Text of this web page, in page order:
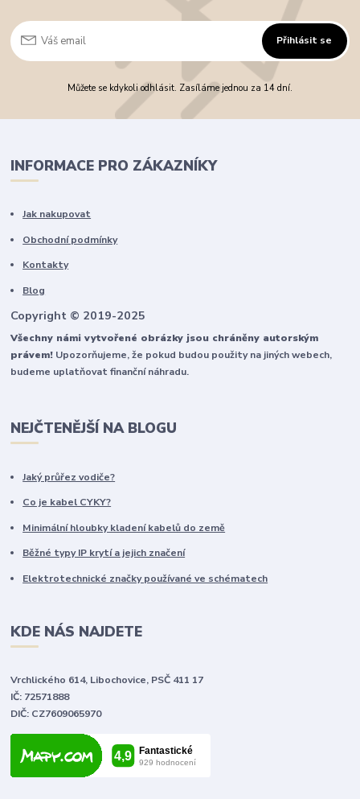
Přihlásit se
Můžete se kdykoli odhlásit. Zasíláme jednou za 14 dní.
INFORMACE PRO ZÁKAZNÍKY
Jak nakupovat
Obchodní podmínky
Kontakty
Blog
Copyright © 2019-2025
Všechny námi vytvořené obrázky jsou chráněny autorským
právem! Upozorňujeme, že pokud budou použity na jiných webech,
budeme uplatňovat finanční náhradu.
NEJČTENĚJŠÍ NA BLOGU
Jaký průřez vodiče?
Co je kabel CYKY?
Minimální hloubky kladení kabelů do země
Běžné typy IP krytí a jejich značení
Elektrotechnické značky používané ve schématech
KDE NÁS NAJDETE
Vrchlického 614, Libochovice, PSČ 411 17
IČ: 72571888
DIČ: CZ7609065970